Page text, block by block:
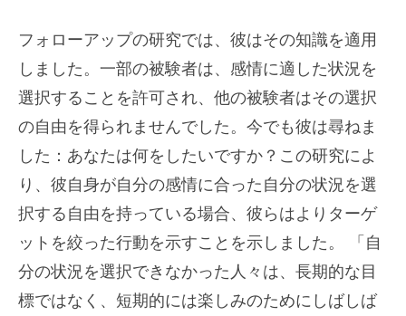
フォローアップの研究では、彼はその知識を適用
しました。一部の被験者は、感情に適した状況を
選択することを許可され、他の被験者はその選択
の自由を得られませんでした。今でも彼は尋ねま
した：あなたは何をしたいですか？この研究によ
り、彼自身が自分の感情に合った自分の状況を選
択する自由を持っている場合、彼らはよりターゲ
ットを絞った行動を示すことを示しました。 「自
分の状況を選択できなかった人々は、長期的な目
標ではなく、短期的には楽しみのためにしばしば